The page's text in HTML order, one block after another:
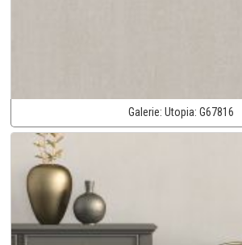
Galerie: Utopia: G67816